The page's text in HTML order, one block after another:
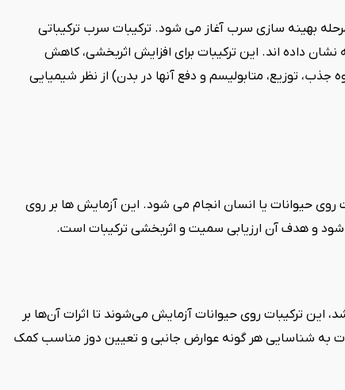
بهینه سازی سرب آغاز می شود. ترکیبات سرب ترکیباتی
داده اند. این ترکیبات برای افزایش اثربخشی، کاهش
جذب، توزیع، متابولیسم و ​​دفع آنها در بدن) از نظر شیمیایی
روی حیوانات یا انسان انجام می شود. این آزمایش ها بر روی
شود و هدف آن ارزیابی سمیت و اثربخشی ترکیبات است.
این ترکیبات روی حیوانات آزمایش می‌شوند تا اثرات آن‌ها بر
به شناسایی هر گونه عوارض جانبی و تعیین دوز مناسب کمک